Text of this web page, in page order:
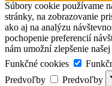
Súbory cookie používame
stránky, na zobrazovanie
ako aj na analýzu
pochopenie preferencií
nám umožní zlepšenie
Funkčné cookies
Predvoľby
Predvoľby